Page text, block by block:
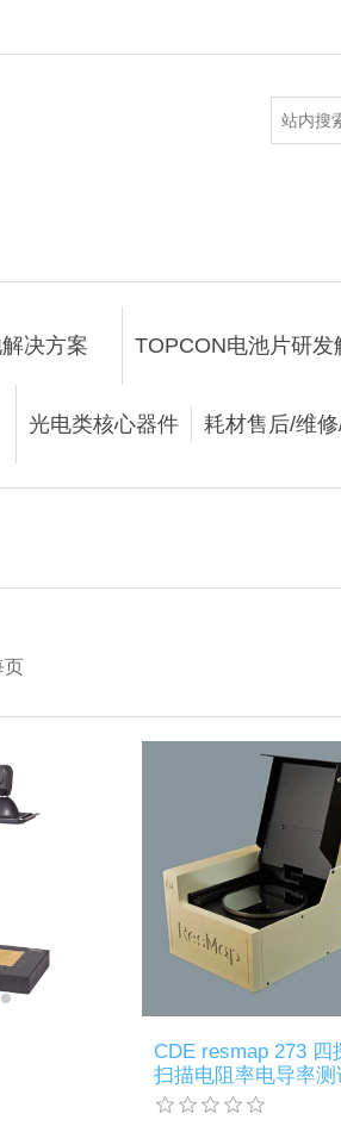
决方案 TOPCON电池片研发
光电类核心器件 耗材售后/维
页
CDE resmap 273 四
扫描电阻率电导率测